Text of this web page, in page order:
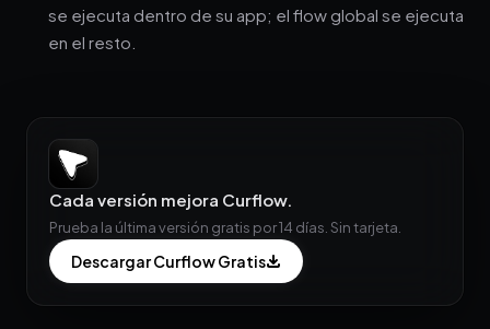
se ejecuta dentro de su app; el flow global se ejecuta
en el resto.
Cada versión mejora Curflow.
Prueba la última versión gratis por 14 días. Sin tarjeta.
Descargar Curflow Gratis